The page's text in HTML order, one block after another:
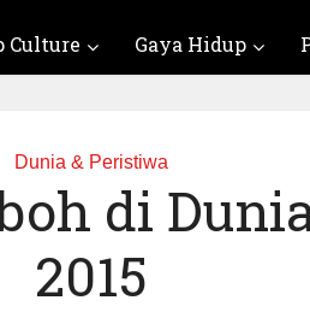
Culture Gaya Hidup
Dunia & Peristiwa
di
2015